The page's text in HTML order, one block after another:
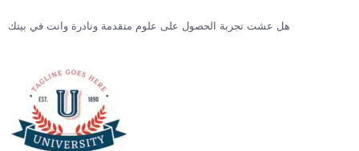
هل عشت تجربة الحصول على علوم متقدمة ونادرة وانت في بيتك